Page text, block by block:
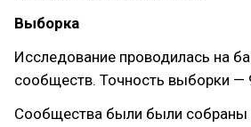
Выборка
Исследование проводилась на
сообществ. Точность выборки —
Сообщества были были собраны